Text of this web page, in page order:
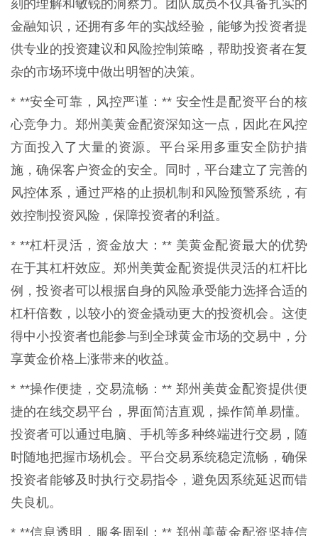
刻的理解和敏锐的洞察力。团队成员不仅具备扎实的
金融知识，还拥有多年的实战经验，能够为投资者提
供专业的投资建议和风险控制策略，帮助投资者在复
杂的市场环境中做出明智的决策。
* **安全可靠，风控严谨：** 安全性是配资平台的核
心竞争力。郑州美黄金配资深知这一点，因此在风控
方面投入了大量的资源。平台采用多重安全防护措
施，确保客户资金的安全。同时，平台建立了完善的
风控体系，通过严格的止损机制和风险预警系统，有
效控制投资风险，保障投资者的利益。
* **杠杆灵活，资金放大：** 美黄金配资最大的优势
在于其杠杆效应。郑州美黄金配资提供灵活的杠杆比
例，投资者可以根据自身的风险承受能力选择合适的
杠杆倍数，以较小的资金撬动更大的投资机会。这使
得中小投资者也能参与到全球黄金市场的交易中，分
享黄金价格上涨带来的收益。
* **操作便捷，交易流畅：** 郑州美黄金配资提供便
捷的在线交易平台，界面简洁直观，操作简单易懂。
投资者可以通过电脑、手机等多种终端进行交易，随
时随地把握市场机会。平台交易系统稳定流畅，确保
投资者能够及时执行交易指令，避免因系统延迟而错
失良机。
* **信息透明，服务周到：** 郑州美黄金配资坚持信